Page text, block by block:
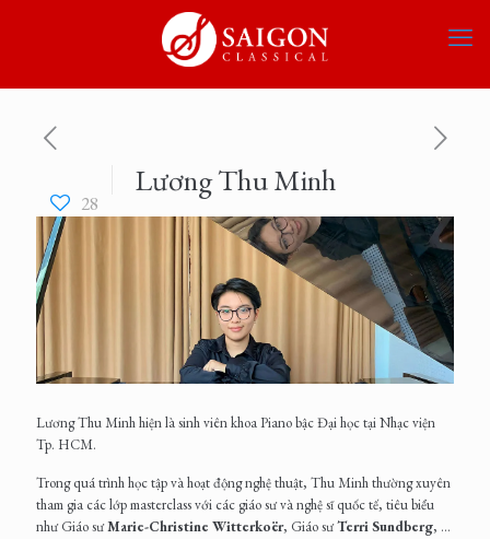
28
Lương Thu Minh
Lương Thu Minh hiện là sinh viên khoa Piano bậc Đại học tại Nhạc viện
Tp. HCM.
Trong quá trình học tập và hoạt động nghệ thuật, Thu Minh thường xuyên
tham gia các lớp masterclass với các giáo sư và nghệ sĩ quốc tế, tiêu biểu
như Giáo sưMarie-Christine Witterkoër, Giáo sưTerri Sundberg, ...